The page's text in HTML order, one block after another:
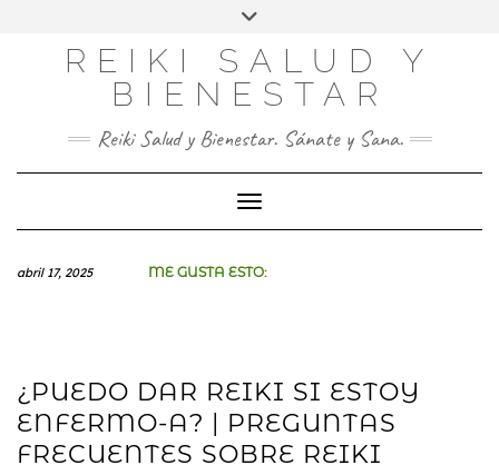
SOCIAL
FACEBOOK
INSTAGRAM
PINTEREST
CONTACTO
REIKI SALUD Y
BIENESTAR
Reiki Salud y Bienestar. Sánate y Sana.
Toggle Navigation
abril 17, 2025 ME GUSTA ESTO:
¿PUEDO DAR REIKI SI ESTOY
ENFERMO-A? | PREGUNTAS
FRECUENTES SOBRE REIKI